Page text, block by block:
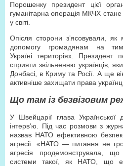
Порошенку президент цієї
гуманітарна операція МКЧХ
у світі.
Опісля сторони з’ясовували, як
допомогу громадянам на
Україні територіях.
сприяти звільненню українців,
Донбасі, в Криму та Росії. А ще
активніше захищати права
Що там із безвізовим
У Швейцарії глава Української
інтерв’ю. Під час розмови з
назвав НАТО ефективною
агресії. «НАТО — питання не
агресія продемонструвала,
системи такої, як НАТО, що